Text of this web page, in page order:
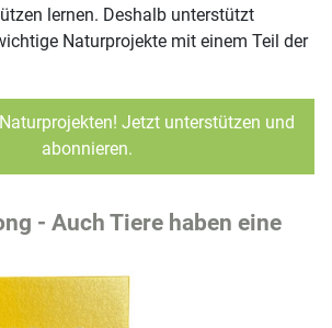
lernen. Deshalb unterstützt
Naturprojekte mit einem Teil der
Jetzt unterstützen und
abonnieren.
- Auch Tiere haben eine